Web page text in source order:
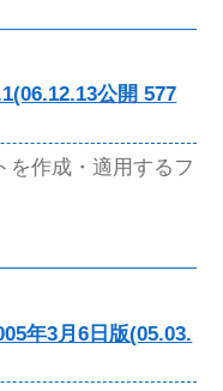
公開 577
を作成・適用するフ
年3月6日版(05.03.